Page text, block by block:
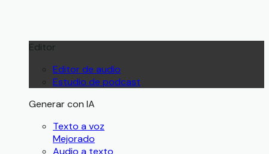
Editor
Editor de audio
Estudio de podcast
Generar con IA
Texto a voz
Mejorado
Audio a texto